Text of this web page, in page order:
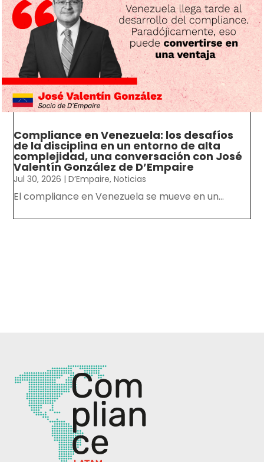
Compliance en Venezuela: los desafíos
de la disciplina en un entorno de alta
complejidad, una conversación con José
Valentín González de D’Empaire
Jul 30, 2026 |D’Empaire,Noticias
El compliance en Venezuela se mueve en un...